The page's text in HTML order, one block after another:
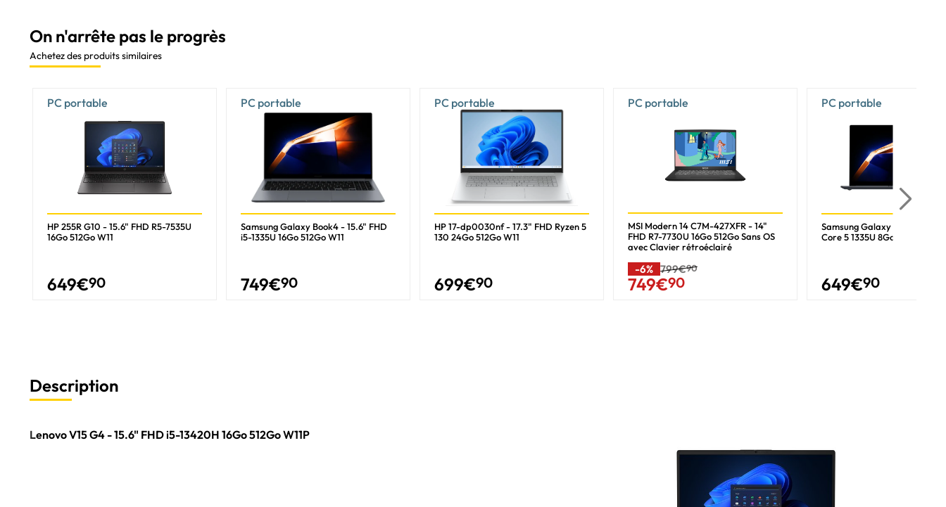
Description
Lenovo V15 G4 - 15.6" FHD i5-13420H 16Go 512Go W11P
On n'arrête pas le progrès
Achetez des produits similaires
PC portable
HP 255R G10 - 15.6" FHD R5-7535U
16Go 512Go W11
649€90
PC portable
Samsung Galaxy Book4 - 15.6" FHD
i5-1335U 16Go 512Go W11
749€90
PC portable
HP 17-dp0030nf - 17.3" FHD Ryzen 5
130 24Go 512Go W11
699€90
PC portable
MSI Modern 14 C7M-427XFR - 14"
FHD R7-7730U 16Go 512Go Sans OS
avec Clavier rétroéclairé
-6% 799€90
749€90
PC portable
Samsung Galaxy Book4 -
Core 5 1335U 8Go 256Go
649€90